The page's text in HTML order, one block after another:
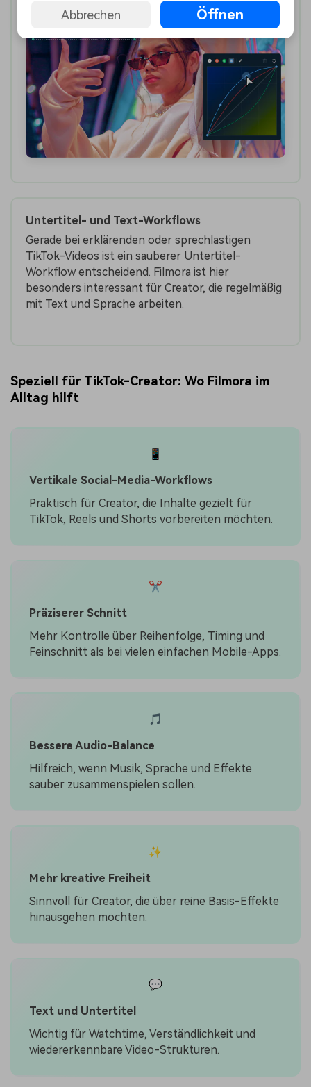
Untertitel- und Text-Workflows
Gerade bei erklärenden oder sprechlastigen
TikTok-Videos ist ein sauberer Untertitel-
Workflow entscheidend. Filmora ist hier
besonders interessant für Creator, die regelmäßig
mit Text und Sprache arbeiten.
Speziell für TikTok-Creator: Wo Filmora im
Alltag hilft
📱
Vertikale Social-Media-Workflows
Praktisch für Creator, die Inhalte gezielt für
TikTok, Reels und Shorts vorbereiten möchten.
✂️
Präziserer Schnitt
Mehr Kontrolle über Reihenfolge, Timing und
Feinschnitt als bei vielen einfachen Mobile-Apps.
🎵
Bessere Audio-Balance
Hilfreich, wenn Musik, Sprache und Effekte
sauber zusammenspielen sollen.
✨
Mehr kreative Freiheit
Sinnvoll für Creator, die über reine Basis-Effekte
hinausgehen möchten.
💬
Text und Untertitel
Wichtig für Watchtime, Verständlichkeit und
wiedererkennbare Video-Strukturen.
Abbrechen Öffnen